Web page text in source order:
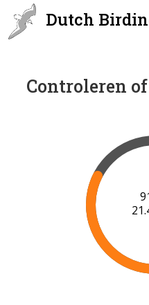
Dutch
Controleren